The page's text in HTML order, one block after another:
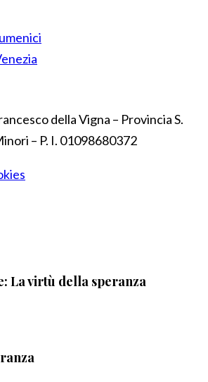
della Vigna – Provincia S.
– P. I. 01098680372
La virtù della speranza